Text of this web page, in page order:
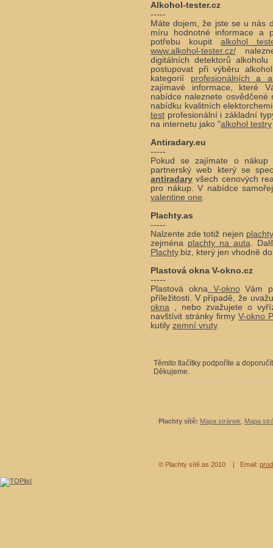
Alkohol-tester.cz
-----
Máte dojem, že jste se u nás
míru hodnotné informace a
potřebu koupitalkohol
www.alkohol-tester.cz/
digitálních detektorů
postupovat při výběru
kategorií profesionálních a
zajímavé informace, které
nabídce naleznete osvědčené
nabídku kvalitních
test profesionální i základní
na internetu jako "alkohol testry
Antiradary.eu
-----
Pokud se zajímate o
partnerský web který se
antiradary všech cenových
pro nákup. V nabídce
valentine one.
Plachty.as
-----
Nalzente zde totiž nejen
zejména plachty na auta.
Plachty.biz, který jen vhodně
Plastová okna V-okno.cz
-----
Plastová oknaV-oknoVám
příležitosti. V případě, že
okna , nebo zvažujete o
navštívit stránky firmy V-okno
kutily zemní vruty.
Těmito tlačítky podpoříte a
Děkujeme.
Plachty sítě: Mapa stránek, Mapa
© Plachty sítě.as 2010 | Email: